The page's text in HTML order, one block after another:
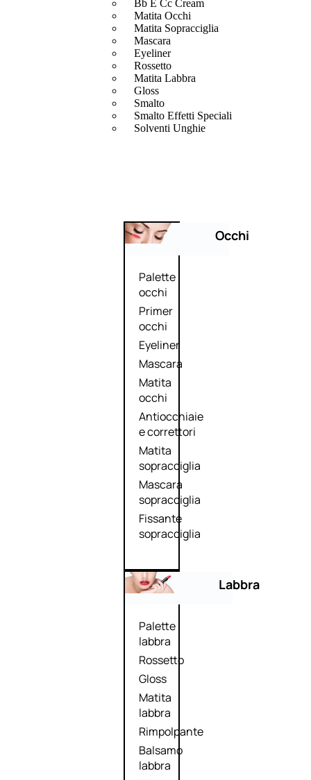
Bb E Cc Cream
Matita Occhi
Matita Sopracciglia
Mascara
Eyeliner
Rossetto
Matita Labbra
Gloss
Smalto
Smalto Effetti Speciali
Solventi Unghie
Occhi
Palette
occhi
Primer
occhi
Eyeliner
Mascara
Matita
occhi
Antiocchiaie
e correttori
Matita
sopracciglia
Mascara
sopracciglia
Fissante
sopracciglia
Labbra
Palette
labbra
Rossetto
Gloss
Matita
labbra
Rimpolpante
Balsamo
labbra